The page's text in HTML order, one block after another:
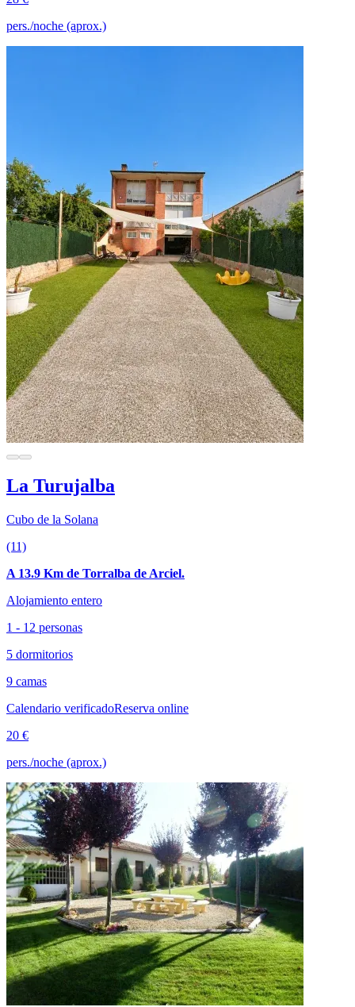
pers./noche (aprox.)
La Turujalba
Cubo de la Solana
(11)
A 13.9 Km de Torralba de Arciel.
Alojamiento entero
1 - 12 personas
5 dormitorios
9 camas
Calendario verificadoReserva online
20 €
pers./noche (aprox.)